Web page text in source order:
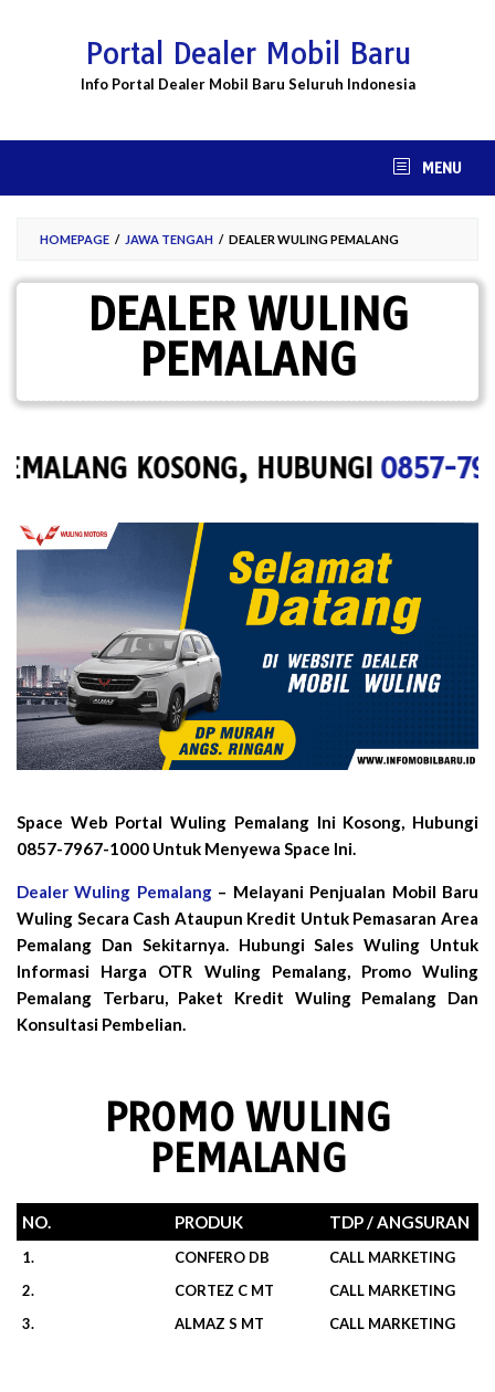
Portal Dealer Mobil Baru
Info Portal Dealer Mobil Baru Seluruh Indonesia
MENU
HOMEPAGE / JAWA TENGAH / DEALER WULING PEMALANG
DEALER WULING
PEMALANG
KOSONG, HUBUNGI 0857-7967-
Space Web Portal Wuling Pemalang Ini Kosong, Hubungi
0857-7967-1000 Untuk Menyewa Space Ini.
Dealer Wuling Pemalang– Melayani Penjualan Mobil Baru
Wuling Secara Cash Ataupun Kredit Untuk Pemasaran Area
Pemalang Dan Sekitarnya. Hubungi Sales Wuling Untuk
Informasi Harga OTR Wuling Pemalang, Promo Wuling
Pemalang Terbaru, Paket Kredit Wuling Pemalang Dan
Konsultasi Pembelian.
PROMO WULING
PEMALANG
NO. PRODUK TDP / ANGSURAN
1. CONFERO DB
CALL MARKETING
2.
CORTEZ C MT
CALL MARKETING
3.
ALMAZ S MT CALL MARKETING